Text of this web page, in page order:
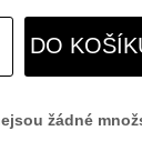
DO
žádné